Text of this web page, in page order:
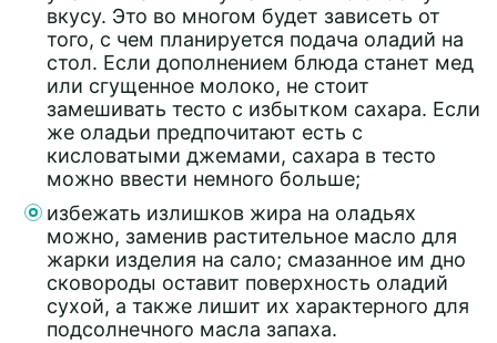
вкусу. Это во многом будет зависеть от
того, с чем планируется подача оладий на
стол. Если дополнением блюда станет мед
или сгущенное молоко, не стоит
замешивать тесто с избытком сахара. Если
же оладьи предпочитают есть с
кисловатыми джемами, сахара в тесто
можно ввести немного больше;
избежать излишков жира на оладьях
можно, заменив растительное масло для
жарки изделия на сало; смазанное им дно
сковороды оставит поверхность оладий
сухой, а также лишит их характерного для
подсолнечного масла запаха.